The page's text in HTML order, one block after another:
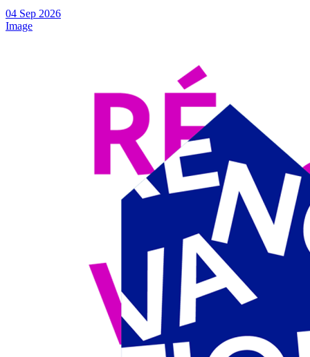
04 Sep 2026
Image